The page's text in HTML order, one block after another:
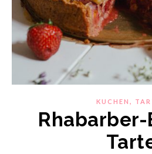
KUCHEN ,